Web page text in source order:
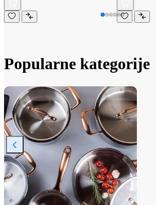
Popularne kategorije